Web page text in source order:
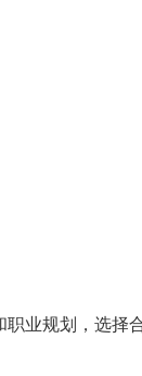
业规划，选择